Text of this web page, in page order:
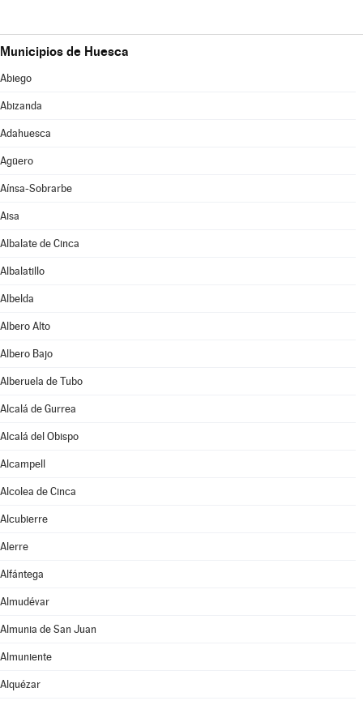
Municipios de Huesca
Abiego
Abizanda
Adahuesca
Agüero
Aínsa-Sobrarbe
Aisa
Albalate de Cinca
Albalatillo
Albelda
Albero Alto
Albero Bajo
Alberuela de Tubo
Alcalá de Gurrea
Alcalá del Obispo
Alcampell
Alcolea de Cinca
Alcubierre
Alerre
Alfántega
Almudévar
Almunia de San Juan
Almuniente
Alquézar